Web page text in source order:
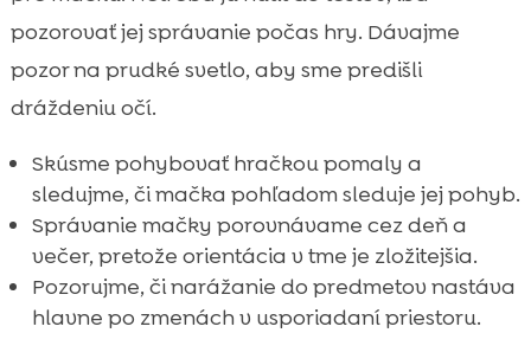
pozorovať jej správanie počas hry. Dávajme
pozor na prudké svetlo, aby sme predišli
dráždeniu očí.
Skúsme pohybovať hračkou pomaly a
sledujme, či mačka pohľadom sleduje jej pohyb.
Správanie mačky porovnávame cez deň a
večer, pretože orientácia v tme je zložitejšia.
Pozorujme, či narážanie do predmetov nastáva
hlavne po zmenách v usporiadaní priestoru.